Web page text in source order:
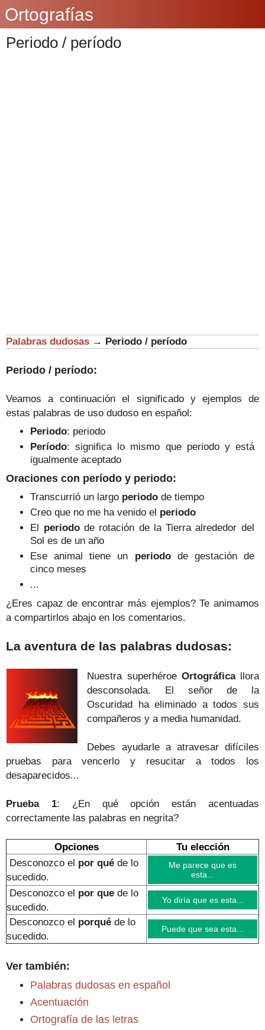
Ortografías
Periodo / período
Palabras dudosas → Periodo / período
Periodo / período:
Veamos a continuación el significado y ejemplos de
estas palabras de uso dudoso en español:
Periodo: periodo
Período: significa lo mismo que periodo y está
igualmente aceptado
Oraciones con período y periodo:
Transcurrió un largo periodode tiempo
Creo que no me ha venido el periodo
El periodo de rotación de la Tierra alrededor del
Sol es de un año
Ese animal tiene un periodo de gestación de
cinco meses
...
¿Eres capaz de encontrar más ejemplos? Te animamos
a compartirlos abajo en los comentarios.
La aventura de las palabras dudosas:
Nuestra superhéroe Ortográficallora
desconsolada. El señor de la
Oscuridad ha eliminado a todos sus
compañeros y a media humanidad.
Debes ayudarle a atravesar difíciles
pruebas para vencerlo y resucitar a todos los
desaparecidos...
Prueba 1: ¿En qué opción están acentuadas
correctamente las palabras en negrita?
Opciones
Tu elección
Desconozco el por qué de lo
sucedido.
Me parece que es
esta...
Desconozco el por que de lo
sucedido.
Yo diría que es esta...
Desconozco el porqué de lo
sucedido.
Puede que sea esta...
Ver también:
Palabras dudosas en español
Acentuación
Ortografía de las letras